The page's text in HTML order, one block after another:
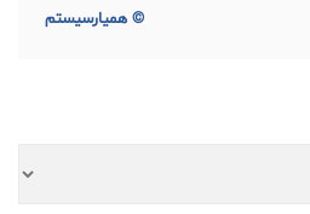
© همیارسیستم